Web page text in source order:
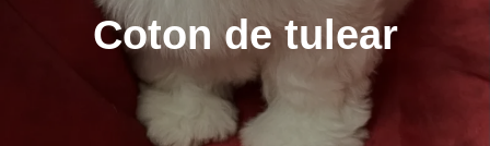
Coton de tulear